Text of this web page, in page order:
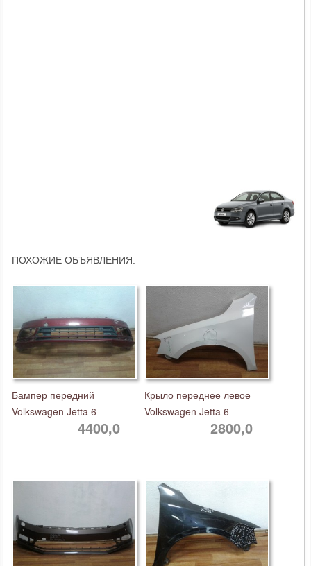
ПОХОЖИЕ ОБЪЯВЛЕНИЯ:
Бампер передний
Volkswagen Jetta 6
4400,0
Крыло переднее левое
Volkswagen Jetta 6
2800,0